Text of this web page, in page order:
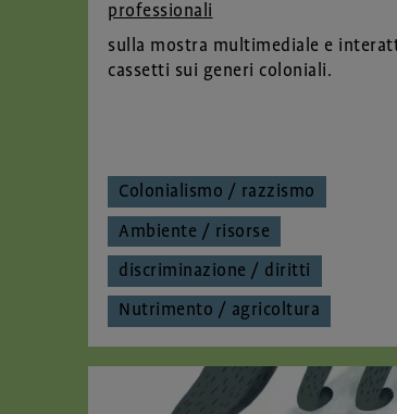
professionali
sulla mostra multimediale e
cassetti sui generi coloniali.
Colonialismo / razzismo
Ambiente / risorse
discriminazione / diritti
Nutrimento / agricoltura